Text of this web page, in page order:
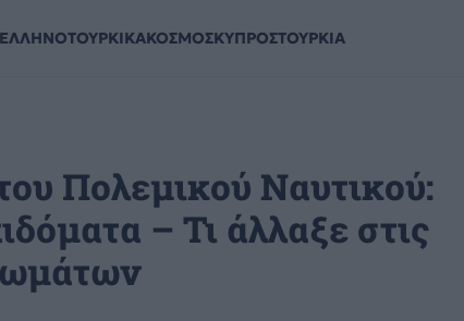
ΕΛΛΗΝΟΤΟΥΡΚΙΚΑΚΟΣΜΟΣΚΥΠΡΟΣΤΟΥΡΚΙΑ
Πολεμικού Ναυτικού:
– Τι άλλαξε στις